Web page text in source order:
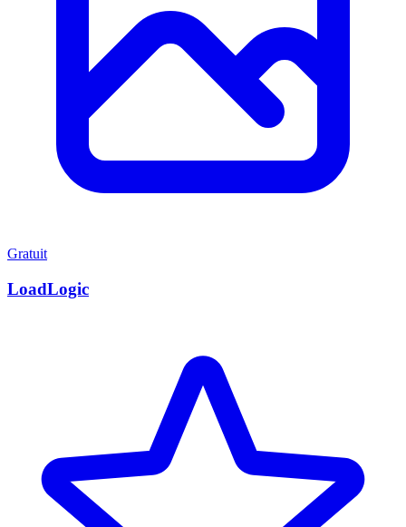
Gratuit
LoadLogic